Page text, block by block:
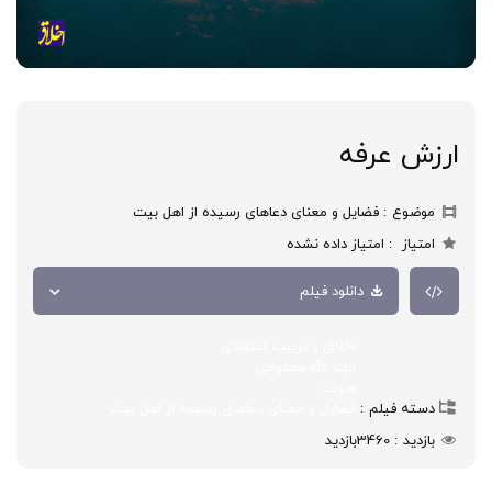
ارزش عرفه
موضوع
فضایل و معنای دعاهای رسیده از اهل بیت
امتیاز
امتیاز داده نشده
دانلود فیلم
دسته فیلم
بازدید
3460بازدید